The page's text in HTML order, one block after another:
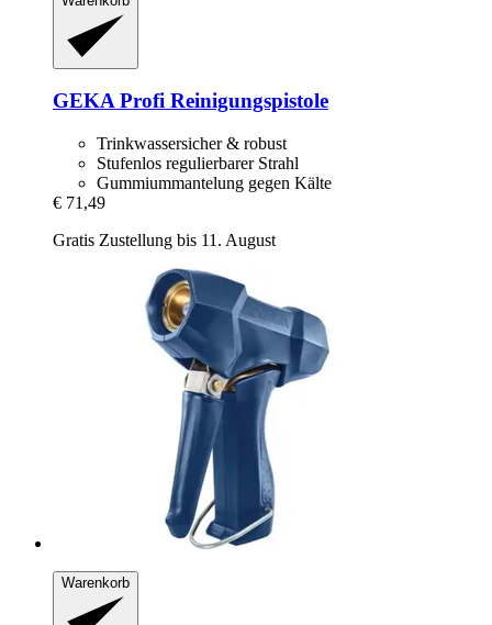
GEKAProfi Reinigungspistole
Trinkwassersicher & robust
Stufenlos regulierbarer Strahl
Gummiummantelung gegen Kälte
€ 71,49
Gratis Zustellung bis 11. August
Warenkorb